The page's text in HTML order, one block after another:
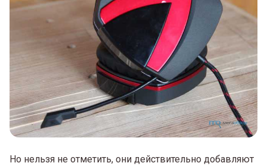
Но нельзя не отметить, они действительно добавляют